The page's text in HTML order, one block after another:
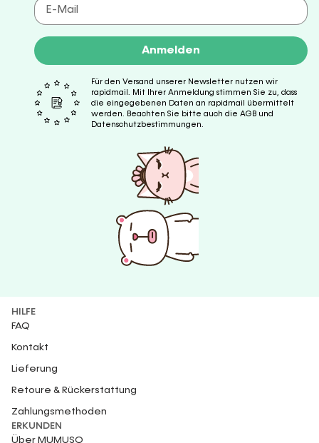
Anmelden
Für den Versand unserer Newsletter nutzen wir
rapidmail. Mit Ihrer Anmeldung stimmen Sie zu, dass
die eingegebenen Daten an rapidmail übermittelt
werden. Beachten Sie bitte auch die AGB und
Datenschutzbestimmungen.
HILFE
FAQ
Kontakt
Lieferung
Retoure & Rückerstattung
Zahlungsmethoden
ERKUNDEN
Über MUMUSO